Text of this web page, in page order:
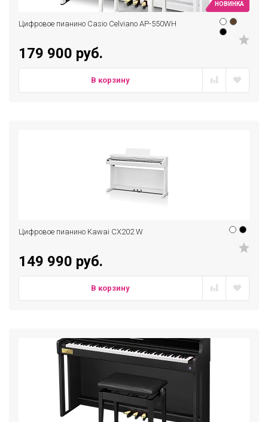
НОВИНКА
Цифровое пианино Casio Celviano AP-550WH
179 900 руб.
В корзину
Цифровое пианино Kawai CX202 W
149 990 руб.
В корзину